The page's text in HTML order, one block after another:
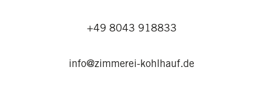
+49 8043 918833
info@zimmerei-kohlhauf.de